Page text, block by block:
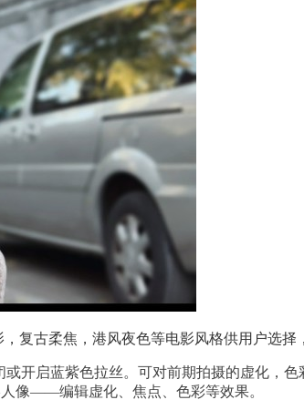
复古柔焦，港风夜色等电影风格供用户选
开启蓝紫色拉丝。可对前期拍摄的虚化，色
——编辑虚化、焦点、色彩等效果。